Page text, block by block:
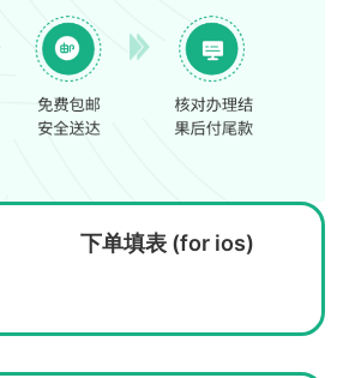
下单填表 (for ios)